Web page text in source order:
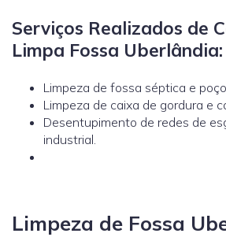
Serviços Realizados de
Limpa Fossa Uberlândia:
Limpeza de fossa séptica e
Limpeza de caixa de gordura e
Desentupimento de redes de
industrial.
Limpeza de Fossa